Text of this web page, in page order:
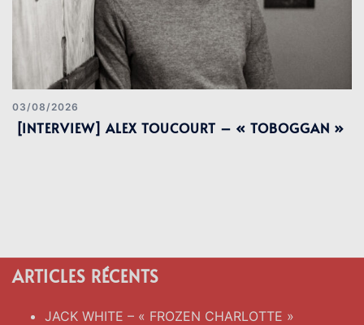
03/08/2026
[INTERVIEW] ALEX TOUCOURT – « TOBOGGAN »
ARTICLES RÉCENTS
JACK WHITE – « FROZEN CHARLOTTE »